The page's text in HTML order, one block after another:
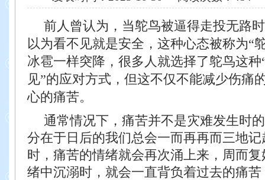
前人曾认为，当鸵鸟被逼得走投无路
以为看不见就是安全，这种心态被称为“
冰雹一样突降，很多人就选择了鸵鸟这种
见”的应对方式，但这不仅不能减少伤痛
心的痛苦。
通常情况下，痛苦并不是灾难发生时
分在于日后的我们总会一而再再而三地
时，痛苦的情绪就会再次涌上来，周而
绪中沉溺时，就会一直背负着过去的痛